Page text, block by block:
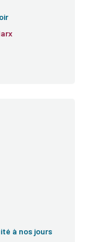
à nos jours